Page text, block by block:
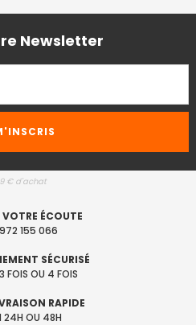
Newsletter
€ d'achat
VOTRE ÉCOUTE
155 066
SÉCURISÉ
FOIS OU 4 FOIS
RAPIDE
24H OU 48H